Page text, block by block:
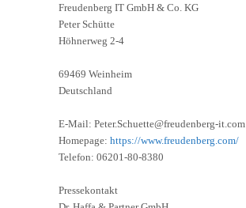
Freudenberg IT GmbH & Co. KG
Peter Schütte
Höhnerweg 2-4
69469 Weinheim
Deutschland
E-Mail: Peter.Schuette@freudenberg-it.com
Homepage: https://www.freudenberg.com/
Telefon: 06201-80-8380
Pressekontakt